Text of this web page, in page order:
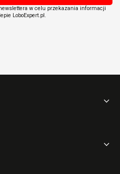
w celu przekazania informacji
LoboExpert.pl.